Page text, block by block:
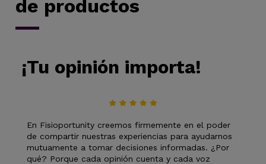
de productos
¡Tu opinión importa!
En Fisioportunity creemos firmemente en el poder
de compartir nuestras experiencias para ayudarnos
mutuamente a tomar decisiones informadas. ¿Por
qué? Porque cada opinión cuenta y cada voz